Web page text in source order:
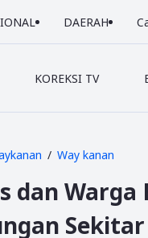
DAERAH
KOREKSI TV
Way kanan
dan Warga